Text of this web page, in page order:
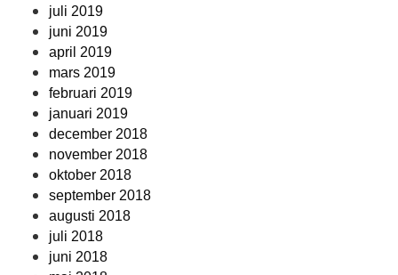
juli 2019
juni 2019
april 2019
mars 2019
februari 2019
januari 2019
december 2018
november 2018
oktober 2018
september 2018
augusti 2018
juli 2018
juni 2018